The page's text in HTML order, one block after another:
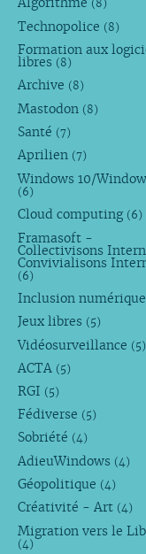
Algorithme (8)
Technopolice (8)
Formation aux
libres (8)
Archive (8)
Mastodon (8)
Santé (7)
Aprilien (7)
Windows 10/
(6)
Cloud computing (6)
Framasoft -
Collectivisons
Convivialisons
(6)
Inclusion numérique
Jeux libres (5)
Vidéosurveillance (5)
ACTA (5)
RGI (5)
Fédiverse (5)
Sobriété (4)
AdieuWindows (4)
Géopolitique (4)
Créativité - Art (4)
Migration vers le
(4)